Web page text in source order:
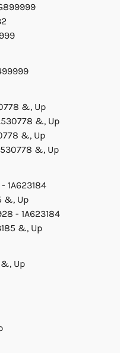
&, Up
&, Up
&, Up
&, Up
1A623184
&, Up
- 1A623184
&, Up
&, Up